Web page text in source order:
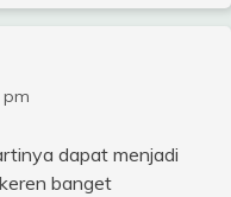
pm
dapat menjadi
banget